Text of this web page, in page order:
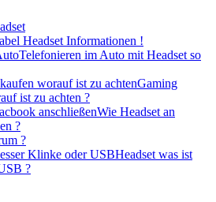
Headset Informationen !
Telefonieren im Auto mit Headset so
Gaming
ist zu achten ?
Wie Headset an
?
?
Headset was ist
?